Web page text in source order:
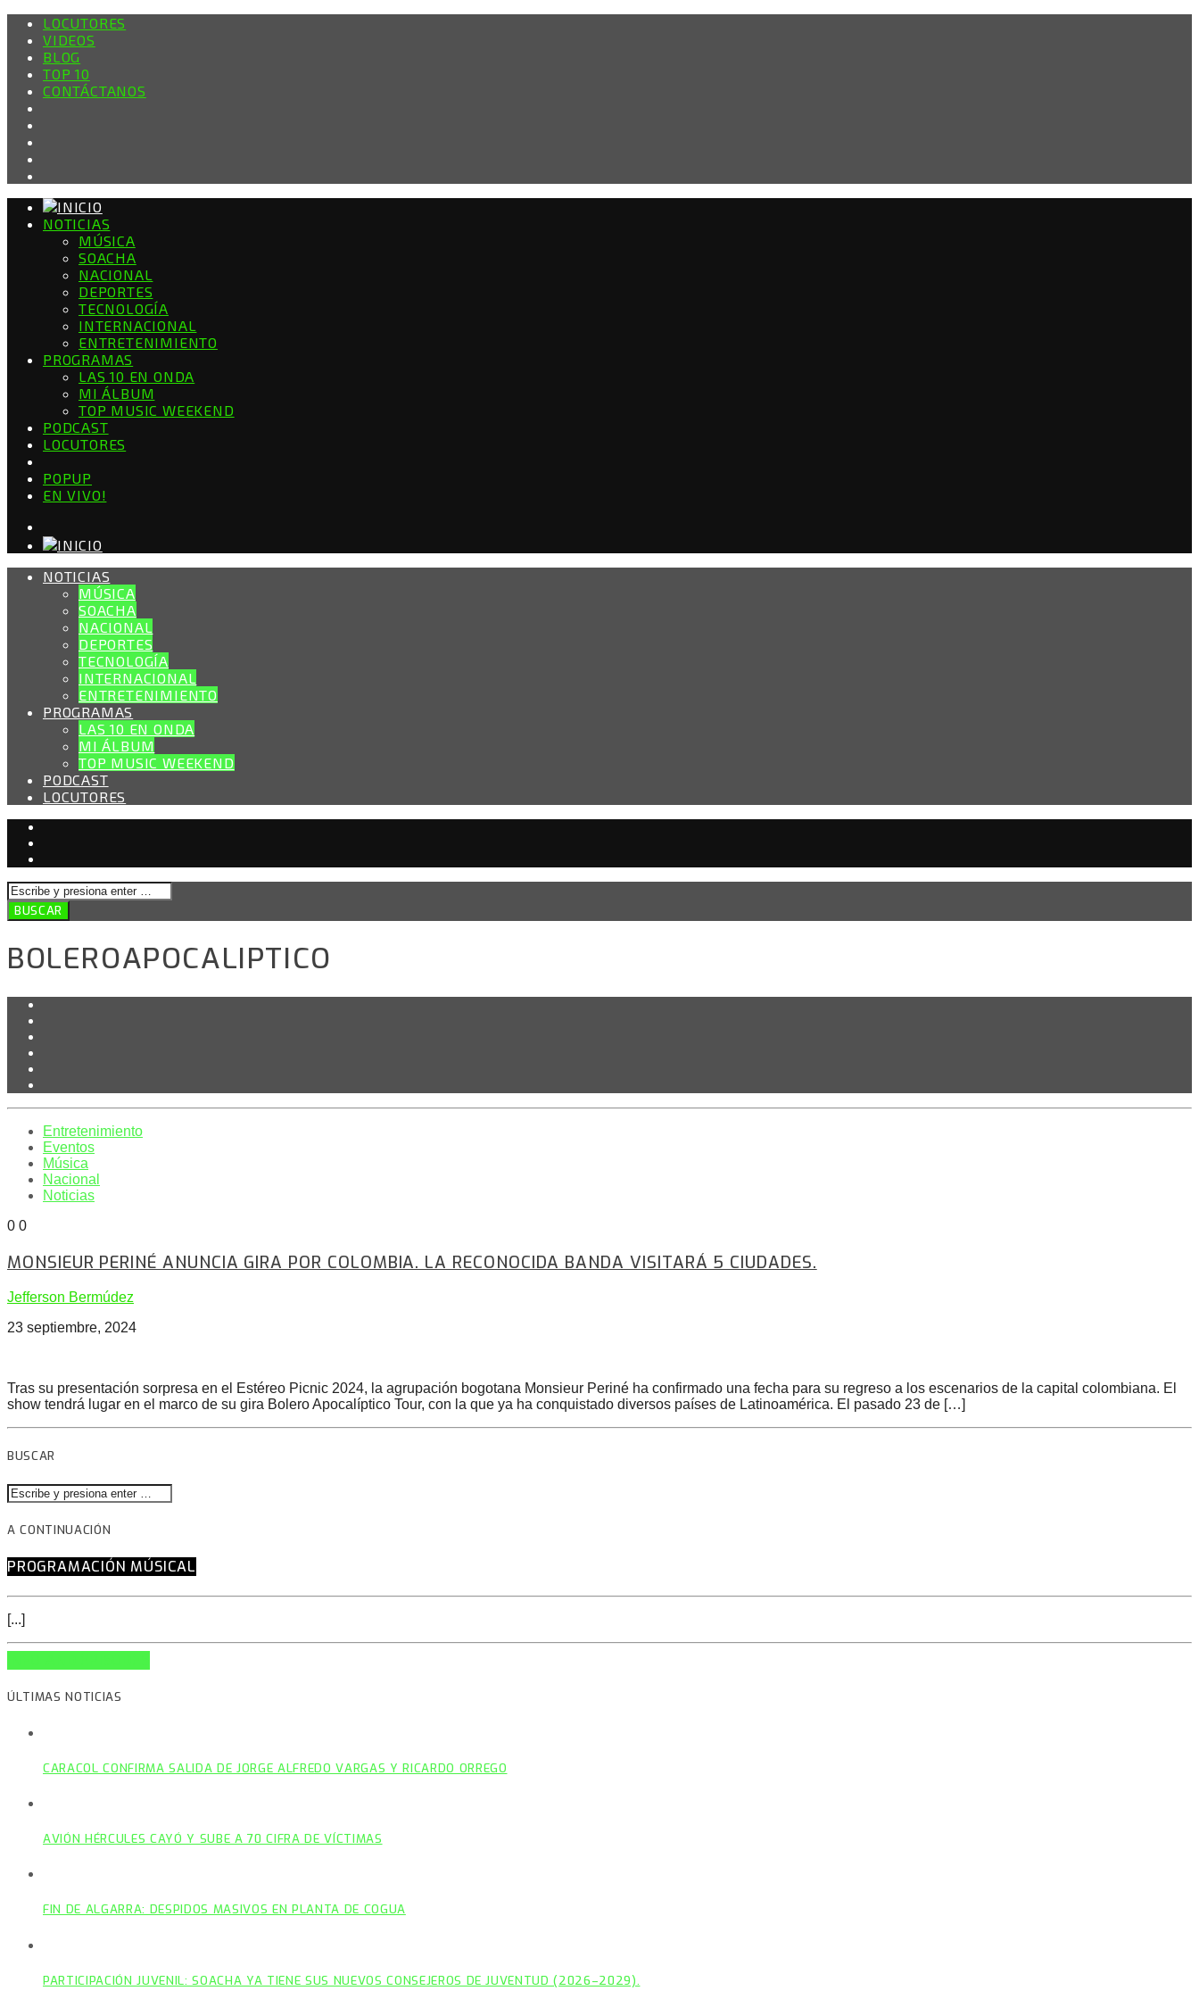
LOCUTORES
VIDEOS
BLOG
TOP 10
CONTÁCTANOS
NOTICIAS
MÚSICA
SOACHA
NACIONAL
DEPORTES
TECNOLOGÍA
INTERNACIONAL
ENTRETENIMIENTO
PROGRAMAS
LAS 10 EN ONDA
MI ÁLBUM
TOP MUSIC WEEKEND
PODCAST
LOCUTORES
POPUP
EN VIVO!
NOTICIAS
MÚSICA
SOACHA
NACIONAL
DEPORTES
TECNOLOGÍA
INTERNACIONAL
ENTRETENIMIENTO
PROGRAMAS
LAS 10 EN ONDA
MI ÁLBUM
TOP MUSIC WEEKEND
PODCAST
LOCUTORES
BOLEROAPOCALIPTICO
Entretenimiento
Eventos
Música
Nacional
Noticias
0 0
MONSIEUR PERINÉ ANUNCIA GIRA POR COLOMBIA. LA RECONOCIDA BANDA VISITARÁ 5 CIUDADES.
Jefferson Bermúdez
23 septiembre, 2024
Tras su presentación sorpresa en el Estéreo Picnic 2024, la agrupación bogotana Monsieur Periné ha confirmado una fecha para su regreso a los escenarios de la capital colombiana. El
show tendrá lugar en el marco de su gira Bolero Apocalíptico Tour, con la que ya ha conquistado diversos países de Latinoamérica. El pasado 23 de […]
BUSCAR
A CONTINUACIÓN
PROGRAMACIÓN MÚSICAL
[...]
ÚLTIMAS NOTICIAS
CARACOL CONFIRMA SALIDA DE JORGE ALFREDO VARGAS Y RICARDO ORREGO
AVIÓN HÉRCULES CAYÓ Y SUBE A 70 CIFRA DE VÍCTIMAS
FIN DE ALGARRA: DESPIDOS MASIVOS EN PLANTA DE COGUA
PARTICIPACIÓN JUVENIL: SOACHA YA TIENE SUS NUEVOS CONSEJEROS DE JUVENTUD (2026–2029).